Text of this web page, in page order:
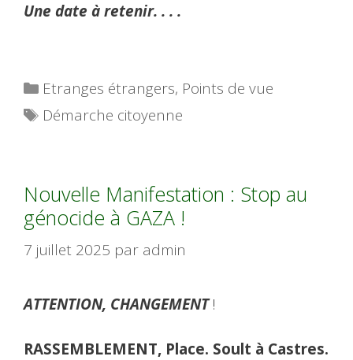
Une date à retenir. . . .
Catégories
Etranges étrangers, Points de vue
Étiquettes
Démarche citoyenne
Nouvelle Manifestation : Stop au
génocide à GAZA !
7 juillet 2025 par admin
ATTENTION, CHANGEMENT!
RASSEMBLEMENT, Place. Soult à Castres.